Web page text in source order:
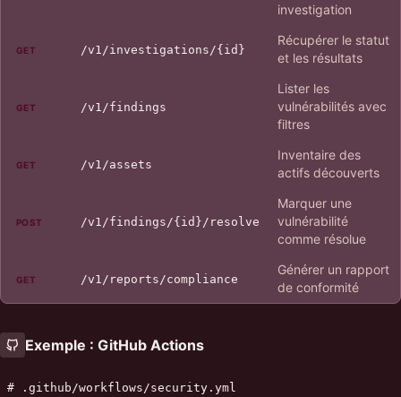
investigation
GET /v1/investigations/{id}
Récupérer le statut
et les résultats
GET /v1/findings
Lister les
vulnérabilités avec
filtres
GET /v1/assets
Inventaire des
actifs découverts
POST /v1/findings/{id}/resolve
Marquer une
vulnérabilité
comme résolue
GET /v1/reports/compliance
Générer un rapport
de conformité
Exemple : GitHub Actions
# .github/workflows/security.yml